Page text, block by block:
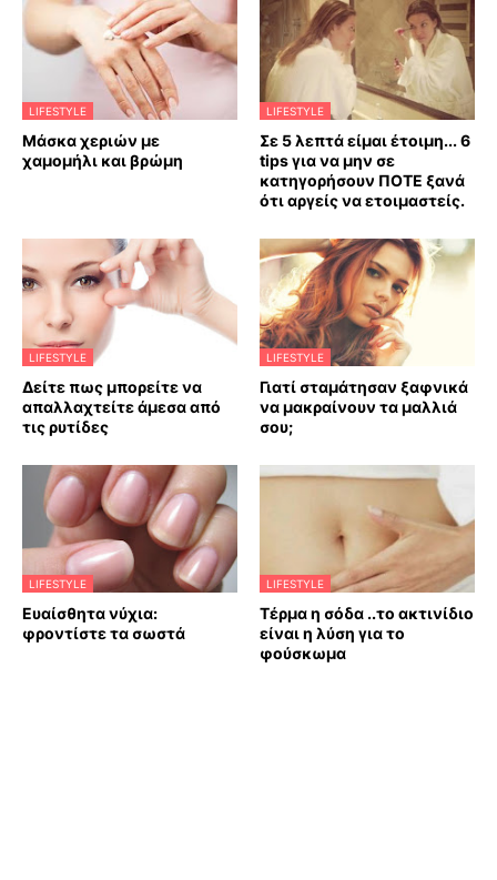
LIFESTYLE
Mάσκα χεριών με
χαμομήλι και βρώμη
LIFESTYLE
Σε 5 λεπτά είμαι έτοιμη... 6
tips για να μην σε
κατηγορήσουν ΠΟΤΕ ξανά
ότι αργείς να ετοιμαστείς.
LIFESTYLE
Δείτε πως μπορείτε να
απαλλαχτείτε άμεσα από
τις ρυτίδες
LIFESTYLE
Γιατί σταμάτησαν ξαφνικά
να μακραίνουν τα μαλλιά
σου;
LIFESTYLE
Ευαίσθητα νύχια:
φροντίστε τα σωστά
LIFESTYLE
Τέρμα η σόδα ..το ακτινίδιο
είναι η λύση για το
φούσκωμα